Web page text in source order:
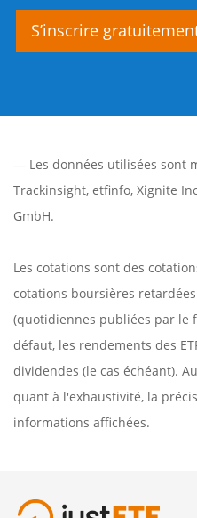
S’inscrire
— Les données utilisées sont
Trackinsight, etfinfo, Xignite
GmbH.
Les cotations sont des
cotations boursières
(quotidiennes publiées par le
défaut, les rendements des
dividendes (le cas échéant).
quant à l'exhaustivité, la
informations affichées.